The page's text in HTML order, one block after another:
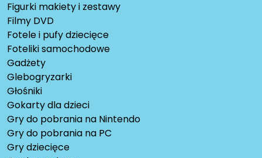
Figurki makiety i zestawy
Filmy DVD
Fotele i pufy dziecięce
Foteliki samochodowe
Gadżety
Glebogryzarki
Głośniki
Gokarty dla dzieci
Gry do pobrania na Nintendo
Gry do pobrania na PC
Gry dziecięce